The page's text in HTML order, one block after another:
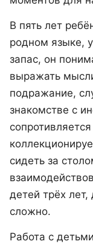
В пять лет
родном языке,
запас, он
выражать
подражание,
знакомстве с
сидеть за
детей трёх
сложно.
Работа с